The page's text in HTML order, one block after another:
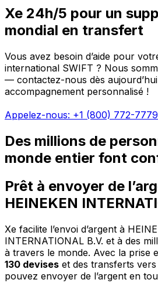
Xe 24h/5 pour un
mondial en transfert
Vous avez besoin d’aide pour
international SWIFT ? Nous
— contactez-nous dès
accompagnement personnalisé !
Appelez-nous: +1 (800) 772-7779
Des millions de
monde entier font
Prêt à envoyer de
HEINEKEN
Xe facilite l’envoi d’argent à
INTERNATIONAL B.V. et à des
à travers le monde. Avec la prise
130 devises et des transferts vers
pouvez envoyer de l’argent en